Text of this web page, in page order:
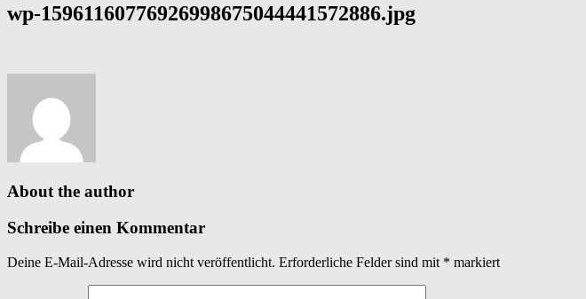
wp-15961160776926998675044441572886.jpg
About the author
Schreibe einen Kommentar
Deine E-Mail-Adresse wird nicht veröffentlicht. Erforderliche Felder sind mit * markiert